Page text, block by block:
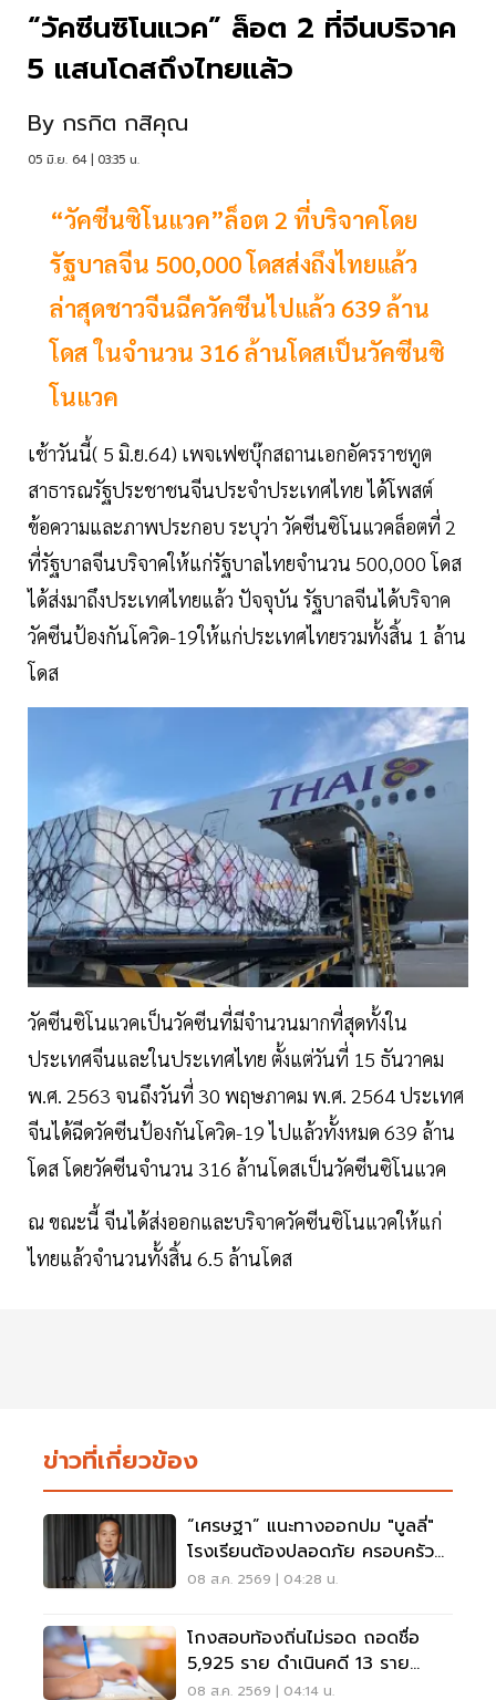
“วัคซีนซิโนแวค” ล็อต 2 ที่จีนบริจาค
5 แสนโดสถึงไทยแล้ว
By กรกิต กสิคุณ
05 มิ.ย. 64 | 03:35 น.
“วัคซีนซิโนแวค”ล็อต 2 ที่บริจาคโดย
รัฐบาลจีน 500,000 โดสส่งถึงไทยแล้ว
ล่าสุดชาวจีนฉีควัคซีนไปแล้ว 639 ล้าน
โดส ในจำนวน 316 ล้านโดสเป็นวัคซีนซิ
โนแวค
เช้าวันนี้( 5 มิ.ย.64) เพจเฟซบุ๊กสถานเอกอัครราชทูต
สาธารณรัฐประชาชนจีนประจำประเทศไทย ได้โพสต์
ข้อความและภาพประกอบ ระบุว่า วัคซีนซิโนแวคล็อตที่ 2
ที่รัฐบาลจีนบริจาคให้แก่รัฐบาลไทยจำนวน 500,000 โดส
ได้ส่งมาถึงประเทศไทยแล้ว ปัจจุบัน รัฐบาลจีนได้บริจาค
วัคซีนป้องกันโควิด-19ให้แก่ประเทศไทยรวมทั้งสิ้น 1 ล้าน
โดส
วัคซีนซิโนแวคเป็นวัคซีนที่มีจำนวนมากที่สุดทั้งใน
ประเทศจีนและในประเทศไทย ตั้งแต่วันที่ 15 ธันวาคม
พ.ศ. 2563 จนถึงวันที่ 30 พฤษภาคม พ.ศ. 2564 ประเทศ
จีนได้ฉีดวัคซีนป้องกันโควิด-19 ไปแล้วทั้งหมด 639 ล้าน
โดส โดยวัคซีนจำนวน 316 ล้านโดสเป็นวัคซีนซิโนแวค
ณ ขณะนี้ จีนได้ส่งออกและบริจาควัคซีนซิโนแวคให้แก่
ไทยแล้วจำนวนทั้งสิ้น 6.5 ล้านโดส
ข่าวที่เกี่ยวข้อง
“เศรษฐา” แนะทางออกปม "บูลลี่"
โรงเรียนต้องปลอดภัย ครอบครัว
ต้องรับฟัง
08 ส.ค. 2569 | 04:28 น.
โกงสอบท้องถิ่นไม่รอด ถอดชื่อ
5,925 ราย ดำเนินคดี 13 ราย
ปปง.ไล่เส้นการเงิน
08 ส.ค. 2569 | 04:14 น.